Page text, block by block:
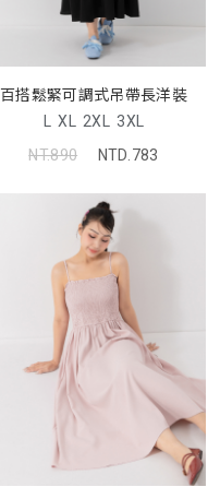
百搭鬆緊可調式吊帶長洋裝
L XL 2XL 3XL
NT.890
NTD.783